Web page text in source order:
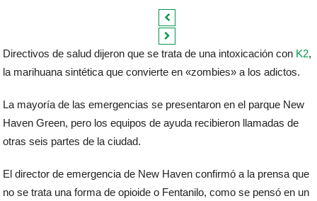
Directivos de salud dijeron que se trata de una intoxicación con K2,
la marihuana sintética que convierte en «zombies» a los adictos.
La mayoría de las emergencias se presentaron en el parque New
Haven Green, pero los equipos de ayuda recibieron llamadas de
otras seis partes de la ciudad.
El director de emergencia de New Haven confirmó a la prensa que
no se trata una forma de opioide o Fentanilo, como se pensó en un